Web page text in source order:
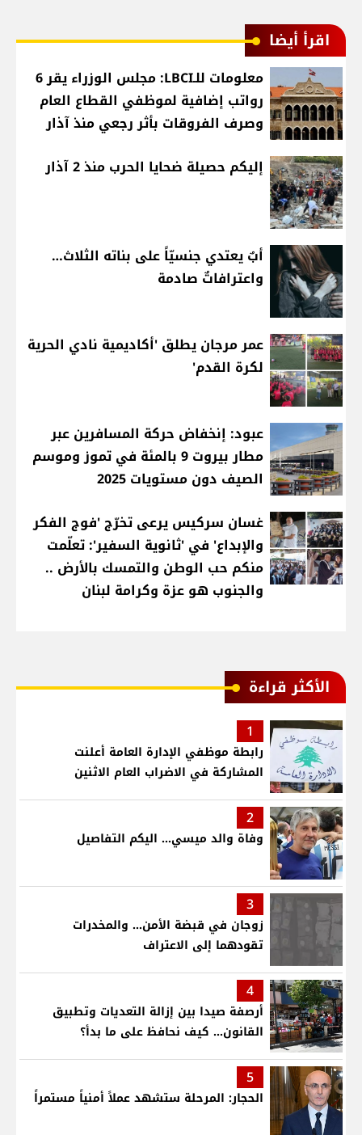
اقرأ أيضا
معلومات للـLBCI: مجلس الوزراء يقر 6
رواتب إضافية لموظفي القطاع العام
وصرف الفروقات بأثر رجعي منذ آذار
إليكم حصيلة ضحايا الحرب منذ 2 آذار
أبٌ يعتدي جنسيّاً على بناته الثلاث…
واعترافاتٌ صادمة
عمر مرجان يطلق 'أكاديمية نادي الحرية
لكرة القدم'
عبود: إنخفاض حركة المسافرين عبر
مطار بيروت 9 بالمئة في تموز وموسم
الصيف دون مستويات 2025
غسان سركيس يرعى تخرّج 'فوج الفكر
والإبداع' في 'ثانوية السفير': تعلّمت
منكم حب الوطن والتمسك بالأرض ..
والجنوب هو عزة وكرامة لبنان
الأكثر قراءة
1
رابطة موظفي الإدارة العامة أعلنت
المشاركة في الاضراب العام الاثنين
2
وفاة والد ميسي... اليكم التفاصيل
3
زوجان في قبضة الأمن... والمخدرات
تقودهما إلى الاعتراف
4
أرصفة صيدا بين إزالة التعديات وتطبيق
القانون... كيف نحافظ على ما بدأ؟
5
الحجار: المرحلة ستشهد عملاً أمنياً مستمراً